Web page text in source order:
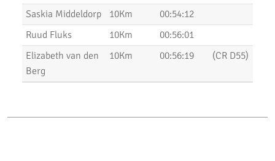
Lopersweeked 2019
Uitslagen Weekend 11 Oktober 2019
Uitslagen Weekend 4 Oktober 2019
Dam tot Damloop 2019
Saskia Middeldorp
10Km
00:54:12
Ruud Fluks
10Km
00:56:01
Elizabeth van den
Berg
10Km 00:56:19 (CR D55)